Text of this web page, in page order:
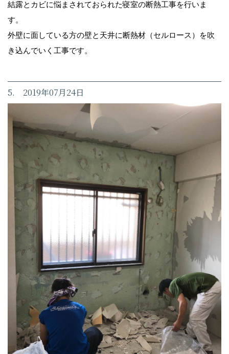
結露とカビに悩まされておられた寝室の断熱工事を行いま
す。
外壁に面している方の壁と天井に断熱材（セルロース）を吹
き込んでいく工事です。
5. 2019年07月24日